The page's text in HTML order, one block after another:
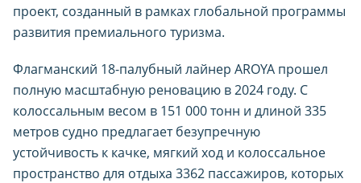
проект, созданный в рамках глобальной программы
развития премиального туризма.
Флагманский 18-палубный лайнер AROYA прошел
полную масштабную реновацию в 2024 году. С
колоссальным весом в 151 000 тонн и длиной 335
метров судно предлагает безупречную
устойчивость к качке, мягкий ход и колоссальное
пространство для отдыха 3362 пассажиров, которых